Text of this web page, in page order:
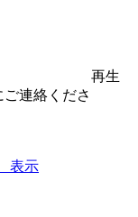
連絡くださ
表示